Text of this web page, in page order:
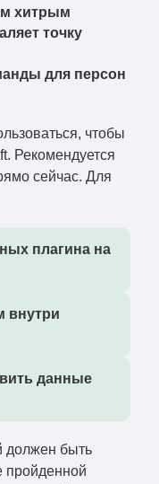
хитрым
точку
для персон
чтобы
Рекомендуется
сейчас. Для
плагина на
внутри
данные
должен быть
пройденной